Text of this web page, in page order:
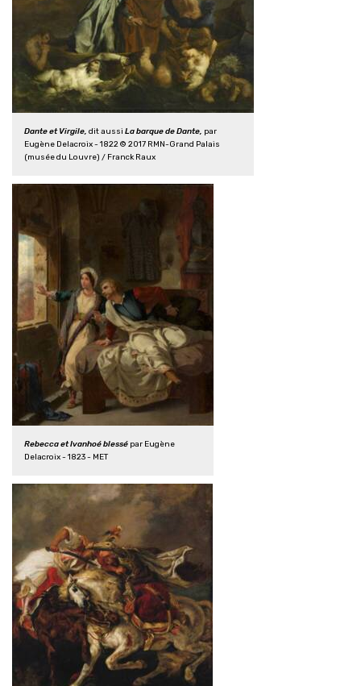
Dante et Virgile, dit aussi La barque de Dante, par
Eugène Delacroix - 1822 © 2017 RMN-Grand Palais
(musée du Louvre) / Franck Raux
Rebecca et Ivanhoé blessé par Eugène
Delacroix - 1823 - MET